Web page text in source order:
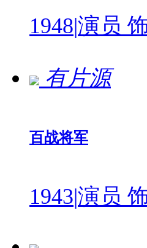
1948|演员
有片源
百战将军
1943|演员